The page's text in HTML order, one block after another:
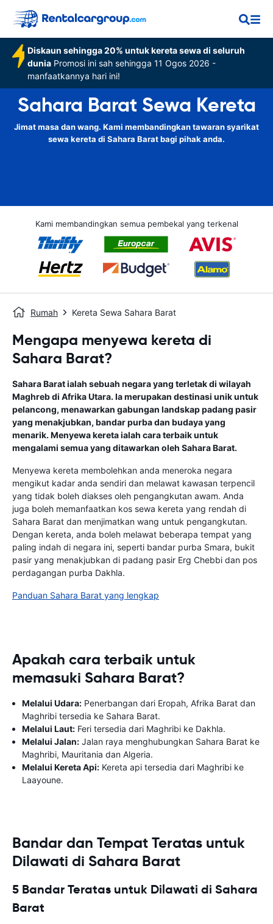
Diskaun sehingga 20% untuk kereta sewa di seluruh
dunia Promosi ini sah sehingga 11 Ogos 2026 -
manfaatkannya hari ini!
Sahara Barat Sewa Kereta
Jimat masa dan wang. Kami membandingkan tawaran syarikat
sewa kereta di Sahara Barat bagi pihak anda.
Kami membandingkan semua pembekal yang terkenal
Rumah Kereta Sewa Sahara Barat
Mengapa menyewa kereta di
Sahara Barat?
Sahara Barat ialah sebuah negara yang terletak di wilayah
Maghreb di Afrika Utara. Ia merupakan destinasi unik untuk
pelancong, menawarkan gabungan landskap padang pasir
yang menakjubkan, bandar purba dan budaya yang
menarik. Menyewa kereta ialah cara terbaik untuk
mengalami semua yang ditawarkan oleh Sahara Barat.
Menyewa kereta membolehkan anda meneroka negara
mengikut kadar anda sendiri dan melawat kawasan terpencil
yang tidak boleh diakses oleh pengangkutan awam. Anda
juga boleh memanfaatkan kos sewa kereta yang rendah di
Sahara Barat dan menjimatkan wang untuk pengangkutan.
Dengan kereta, anda boleh melawat beberapa tempat yang
paling indah di negara ini, seperti bandar purba Smara, bukit
pasir yang menakjubkan di padang pasir Erg Chebbi dan pos
perdagangan purba Dakhla.
Panduan Sahara Barat yang lengkap
Apakah cara terbaik untuk
memasuki Sahara Barat?
Melalui Udara: Penerbangan dari Eropah, Afrika Barat dan
Maghribi tersedia ke Sahara Barat.
Melalui Laut: Feri tersedia dari Maghribi ke Dakhla.
Melalui Jalan: Jalan raya menghubungkan Sahara Barat ke
Maghribi, Mauritania dan Algeria.
Melalui Kereta Api: Kereta api tersedia dari Maghribi ke
Laayoune.
Bandar dan Tempat Teratas untuk
Dilawati di Sahara Barat
5 Bandar Teratas untuk Dilawati di Sahara
Barat